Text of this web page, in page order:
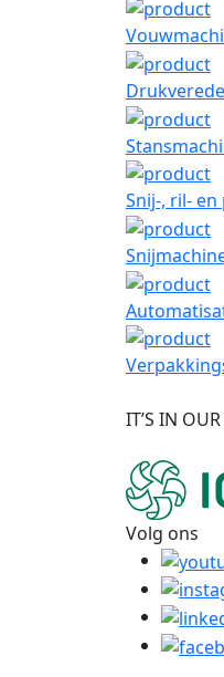
Snij-, ril-
IT’S IN
Volg ons